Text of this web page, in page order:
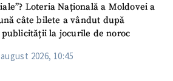
Loteria Națională a Moldovei a
câte bilete a vândut după
la jocurile de noroc
2026, 10:45